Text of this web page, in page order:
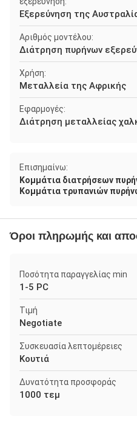
Εξερεύνηση της
Αριθμός μοντέλου:
Διάτρηση πυρήνων
Χρήση:
Μεταλλεία της Αφρικής
Εφαρμογές:
Διάτρηση μεταλλείας
Επισημαίνω:
Κομμάτια διατρήσεων
Κομμάτια τρυπανιών
Όροι πληρωμής και
Ποσότητα παραγγελίας min
1-5 PC
Τιμή
Negotiate
Συσκευασία λεπτομέρειες
Κουτιά
Δυνατότητα προσφοράς
1000 τεμ